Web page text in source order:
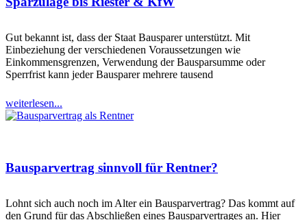
Gut bekannt ist, dass der Staat Bausparer unterstützt. Mit
Einbeziehung der verschiedenen Voraussetzungen wie
Einkommensgrenzen, Verwendung der Bausparsumme oder
Sperrfrist kann jeder Bausparer mehrere tausend
weiterlesen...
Bausparvertrag sinnvoll für Rentner?
Lohnt sich auch noch im Alter ein Bausparvertrag? Das kommt auf
den Grund für das Abschließen eines Bausparvertrages an. Hier